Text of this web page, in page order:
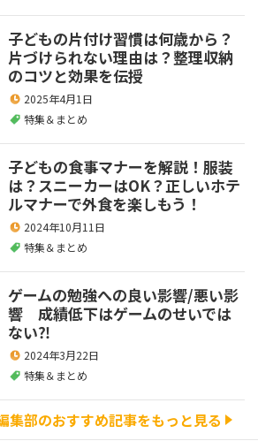
子どもの片付け習慣は何歳から？
片づけられない理由は？整理収納
のコツと効果を伝授
2025年4月1日
特集＆まとめ
子どもの食事マナーを解説！服装
は？スニーカーはOK？正しいホテ
ルマナーで外食を楽しもう！
2024年10月11日
特集＆まとめ
ゲームの勉強への良い影響/悪い影
響 成績低下はゲームのせいでは
ない⁈
2024年3月22日
特集＆まとめ
集部のおすすめ記事をもっと見る